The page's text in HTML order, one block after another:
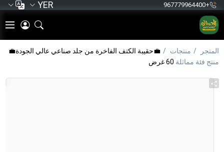
+967779964400
YER
المتجر منتجات
💼حقيبة الكتف الفاخرة من جلد صناعي عالي الجودة💼
منتج فئة مماثلة 60 غرض